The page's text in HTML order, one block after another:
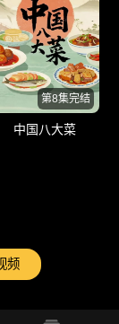
第8集完结
中国八大菜
频